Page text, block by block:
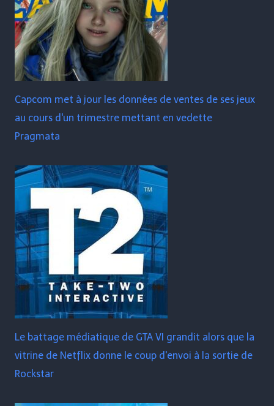
Capcom met à jour les données de ventes de ses jeux
au cours d'un trimestre mettant en vedette
Pragmata
Le battage médiatique de GTA VI grandit alors que la
vitrine de Netflix donne le coup d'envoi à la sortie de
Rockstar